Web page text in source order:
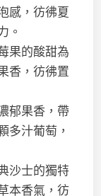
感，彷彿夏
。
果的酸甜為
香，彷彿置
郁果香，帶
多汁葡萄，
沙士的獨特
本香氣，彷